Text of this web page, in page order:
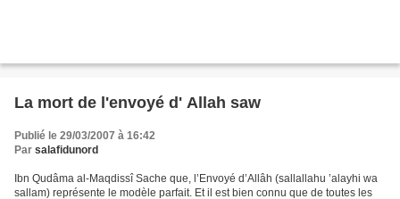
La mort de l'envoyé d' Allah saw
Publié le 29/03/2007 à 16:42
Par salafidunord
Ibn Qudâma al-Maqdissî Sache que, l’Envoyé d’Allâh (sallallahu ’alayhi wa
sallam) représente le modèle parfait. Et il est bien connu que de toutes les